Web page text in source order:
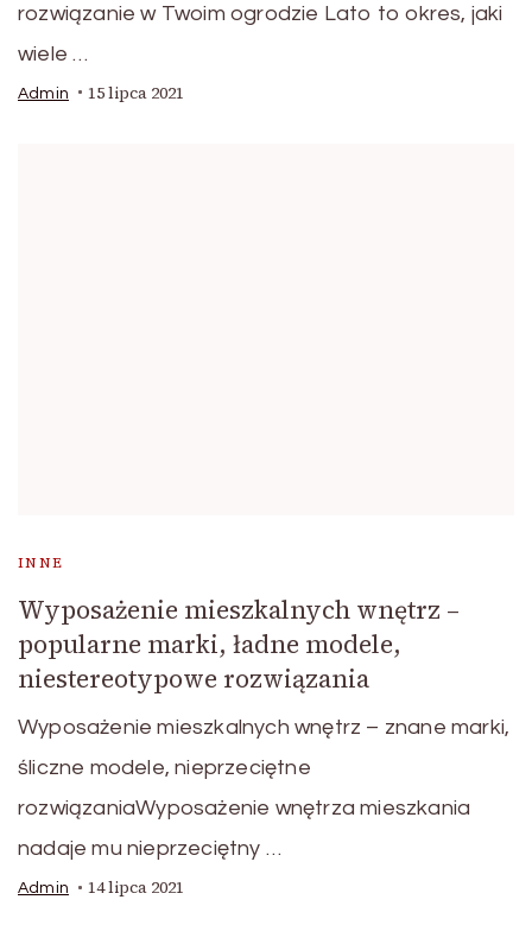
rozwiązanie w Twoim ogrodzie Lato to okres, jaki
wiele …
Admin 15 lipca 2021
INNE
Wyposażenie mieszkalnych wnętrz –
popularne marki, ładne modele,
niestereotypowe rozwiązania
Wyposażenie mieszkalnych wnętrz – znane marki,
śliczne modele, nieprzeciętne
rozwiązaniaWyposażenie wnętrza mieszkania
nadaje mu nieprzeciętny …
Admin 14 lipca 2021